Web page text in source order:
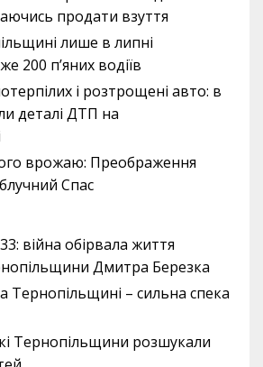
продати взуття
лише в липні
200 п’яних водіїв
і розтрощені авто: в
деталі ДТП на
врожаю: Преображення
Спас
війна обірвала життя
Дмитра Березка
Тернопільщині – сильна спека
Тернопільщини розшукали